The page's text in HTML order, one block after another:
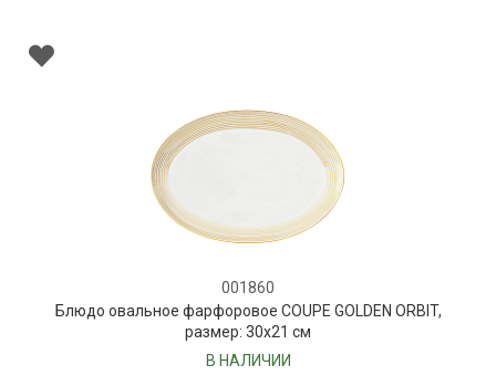
001860
Блюдо овальное фарфоровое COUPE GOLDEN ORBIT,
размер: 30х21 см
В НАЛИЧИИ